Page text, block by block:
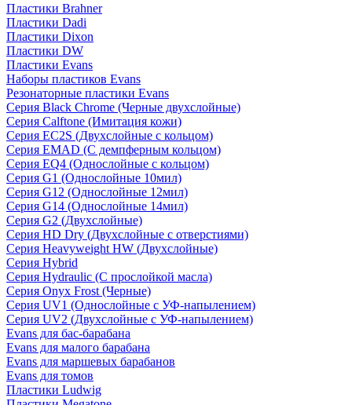
Пластики Brahner
Пластики Dadi
Пластики Dixon
Пластики DW
Пластики Evans
Наборы пластиков Evans
Резонаторные пластики Evans
Серия Black Chrome (Черные двухслойные)
Серия Calftone (Имитация кожи)
Серия EC2S (Двухслойные с кольцом)
Серия EMAD (С демпферным кольцом)
Серия EQ4 (Однослойные с кольцом)
Серия G1 (Однослойные 10мил)
Серия G12 (Однослойные 12мил)
Серия G14 (Однослойные 14мил)
Серия G2 (Двухслойные)
Серия HD Dry (Двухслойные с отверстиями)
Серия Heavyweight HW (Двухслойные)
Серия Hybrid
Серия Hydraulic (С прослойкой масла)
Серия Onyx Frost (Черные)
Серия UV1 (Однослойные с УФ-напылением)
Серия UV2 (Двухслойные с УФ-напылением)
Evans для бас-барабана
Evans для малого барабана
Evans для маршевых барабанов
Evans для томов
Пластики Ludwig